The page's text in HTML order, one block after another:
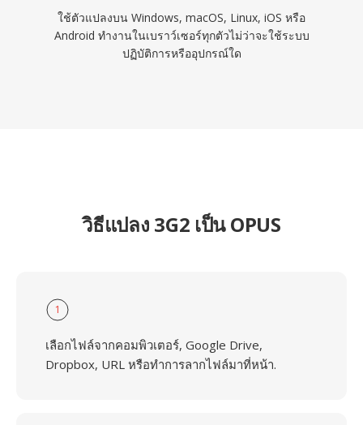
ใช้ตัวแปลงบน Windows, macOS, Linux, iOS หรือ
Android ทำงานในเบราว์เซอร์ทุกตัวไม่ว่าจะใช้ระบบ
ปฏิบัติการหรืออุปกรณ์ใด
วิธีแปลง 3G2 เป็น OPUS
1
เลือกไฟล์จากคอมพิวเตอร์, Google Drive,
Dropbox, URL หรือทำการลากไฟล์มาที่หน้า.